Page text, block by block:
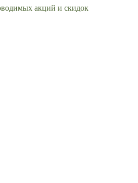
акций и скидок